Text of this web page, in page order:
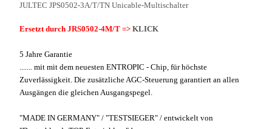
JULTEC JPS0502-3A/T/TN Unicable-Multischalter
Ersetzt durch JRS0502-4M/T => KLICK
5 Jahre Garantie
....... mit mit dem neuesten ENTROPIC - Chip, für höchste
Zuverlässigkeit. Die zusätzliche AGC-Steuerung garantiert an allen
Ausgängen die gleichen Ausgangspegel.
"MADE IN GERMANY" / "TESTSIEGER" / entwickelt von